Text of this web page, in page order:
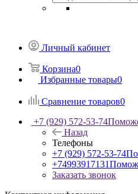
Личный кабинет
Корзина0
Избранные товары0
Сравнение товаров0
+7 (929) 572-53-74
Назад
Телефоны
+7 (929) 572-53-74
+74993917131
Заказать звонок